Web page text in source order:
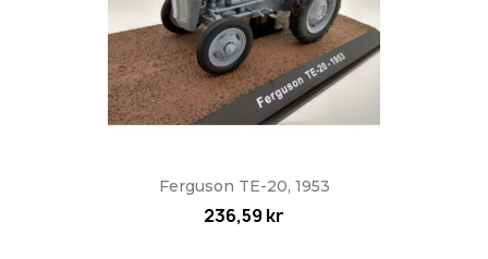
Ferguson TE-20, 1953
236,59 kr